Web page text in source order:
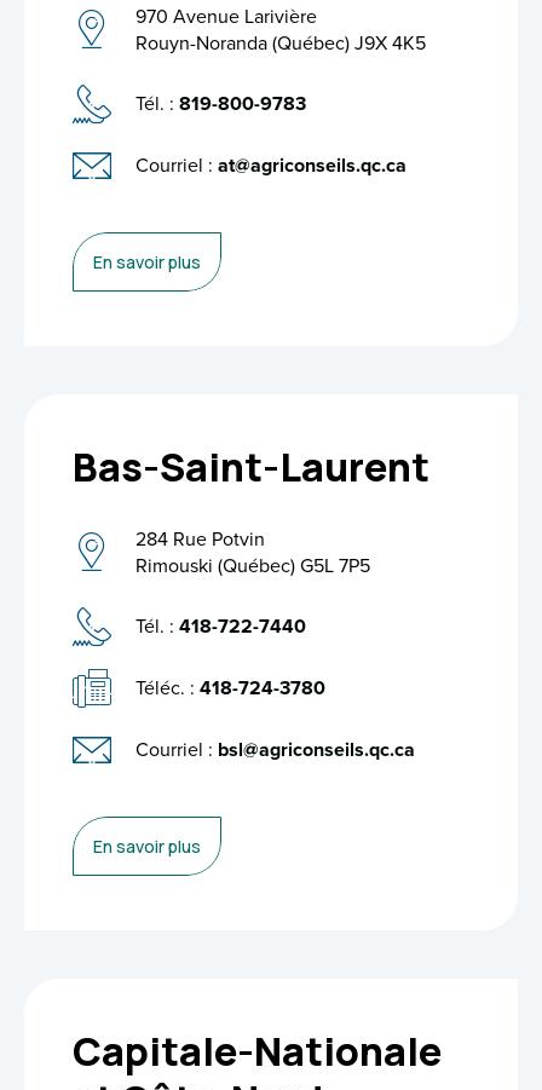
970 Avenue Larivière
Rouyn-Noranda (Québec) J9X 4K5
Tél. : 819-800-9783
Courriel : at@agriconseils.qc.ca
En savoir plus
Bas-Saint-Laurent
284 Rue Potvin
Rimouski (Québec) G5L 7P5
Tél. : 418-722-7440
Téléc. : 418-724-3780
Courriel : bsl@agriconseils.qc.ca
En savoir plus
Capitale-Nationale